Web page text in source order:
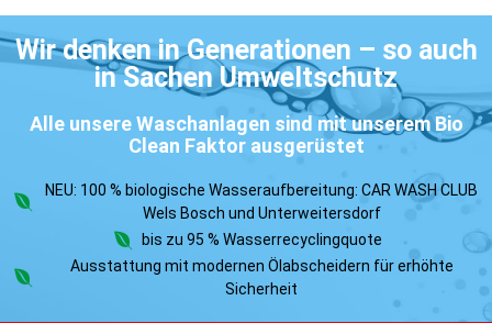
Wir denken in Generationen – so auch
in Sachen Umweltschutz
Alle unsere Waschanlagen sind mit unserem Bio
Clean Faktor ausgerüstet
NEU: 100 % biologische Wasseraufbereitung: CAR WASH CLUB
Wels Bosch und Unterweitersdorf
bis zu 95 % Wasserrecyclingquote
Ausstattung mit modernen Ölabscheidern für erhöhte
Sicherheit